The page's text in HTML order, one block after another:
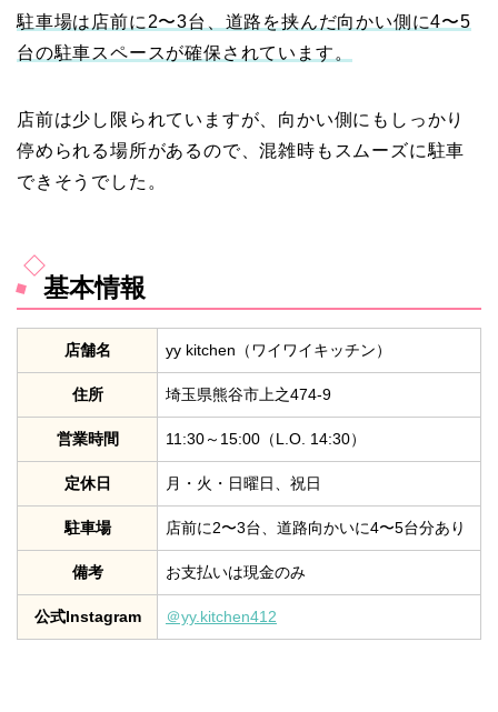
駐車場は店前に2〜3台、道路を挟んだ向かい側に4〜5
台の駐車スペースが確保されています。
店前は少し限られていますが、向かい側にもしっかり
停められる場所があるので、混雑時もスムーズに駐車
できそうでした。
基本情報
店舗名 yy kitchen（ワイワイキッチン）
住所 埼玉県熊谷市上之474-9
営業時間 11:30～15:00（L.O. 14:30）
定休日 月・火・日曜日、祝日
駐車場 店前に2〜3台、道路向かいに4〜5台分あり
備考 お支払いは現金のみ
公式Instagram ＠yy.kitchen412